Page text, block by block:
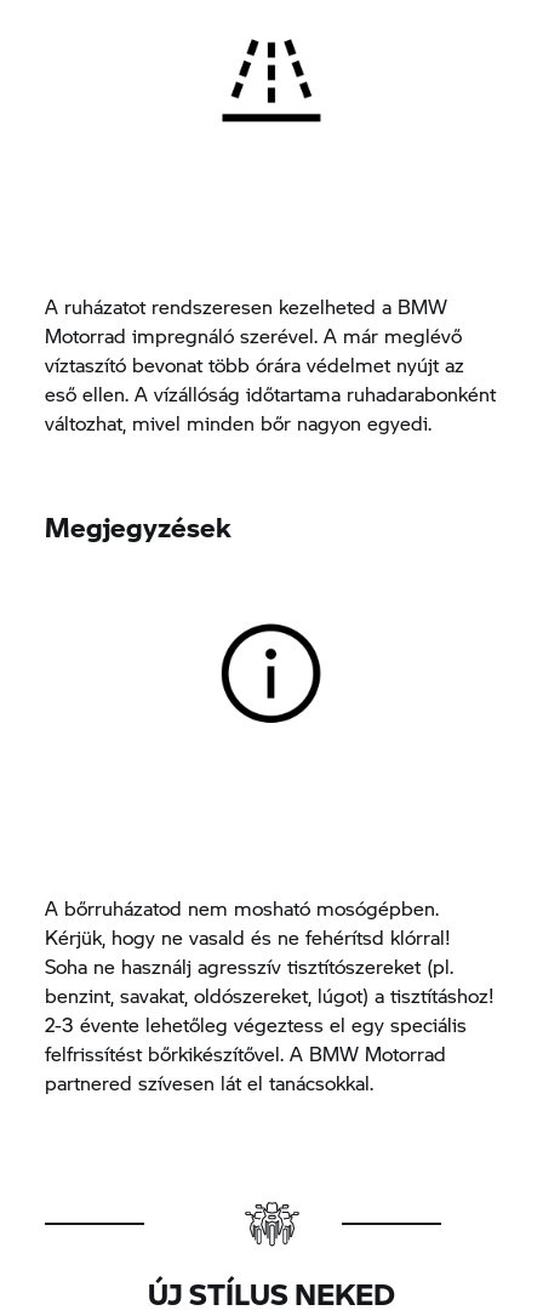
A ruházatot rendszeresen kezelheted a BMW
Motorrad impregnáló szerével. A már meglévő
víztaszító bevonat több órára védelmet nyújt az
eső ellen. A vízállóság időtartama ruhadarabonként
változhat, mivel minden bőr nagyon egyedi.
Megjegyzések
A bőrruházatod nem mosható mosógépben.
Kérjük, hogy ne vasald és ne fehérítsd klórral!
Soha ne használj agresszív tisztítószereket (pl.
benzint, savakat, oldószereket, lúgot) a tisztításhoz!
2-3 évente lehetőleg végeztess el egy speciális
felfrissítést bőrkikészítővel. A BMW Motorrad
partnered szívesen lát el tanácsokkal.
ÚJ STÍLUS NEKED